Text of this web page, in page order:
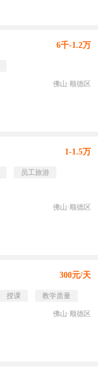
6千-1.2万
佛山·顺德区
1-1.5万
员工旅游
佛山·顺德区
300元/天
授课 教学质量
佛山·顺德区